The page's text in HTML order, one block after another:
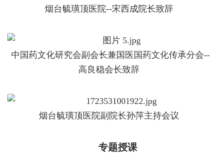
烟台毓璜顶医院--宋西成院长致辞
中国药文化研究会副会长兼国医国药文化传承分会--
高良稳会长致辞
烟台毓璜顶医院副院长孙萍主持会议
专题授课